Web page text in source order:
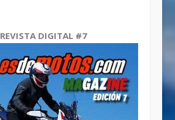
REVISTA DIGITAL #7